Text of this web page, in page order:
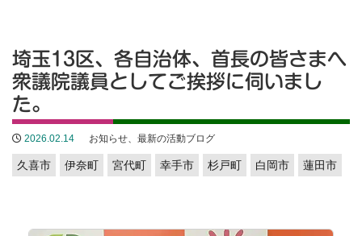
埼玉13区、各自治体、首長の皆さまへ
衆議院議員としてご挨拶に伺いまし
た。
2026.02.14 お知らせ、 最新の活動ブログ
久喜市 伊奈町 宮代町 幸手市 杉戸町 白岡市 蓮田市